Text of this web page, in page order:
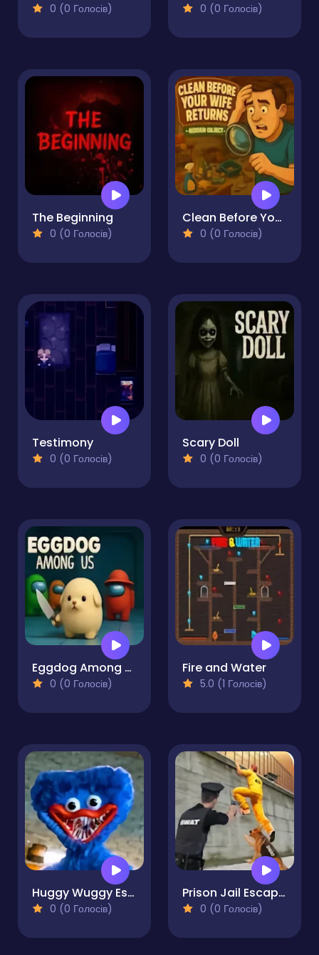
0 (0 Голосів) 0 (0 Голосів)
The Beginning
0 (0 Голосів)
Clean Before Your Wife Returns - Hidden Object
0 (0 Голосів)
Testimony
0 (0 Голосів)
Scary Doll
0 (0 Голосів)
Eggdog Among Us
0 (0 Голосів)
Fire and Water
5.0 (1 Голосів)
Huggy Wuggy Escape
0 (0 Голосів)
Prison Jail Escaping Game
0 (0 Голосів)